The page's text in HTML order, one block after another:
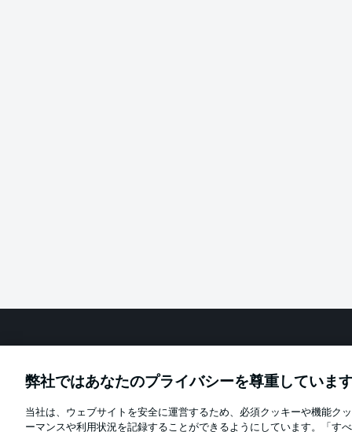
Football as it's meant to be
Official Partners
弊社ではあなたのプライバシーを尊重していま
当社は、ウェブサイトを安全に運営するため、必須クッキーや機能ク
ーマンスや利用状況を記録することができるようにしています。「す